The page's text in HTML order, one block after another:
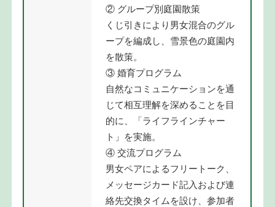
② グループ別庭園散策
くじ引きにより男女混合のグル
ープを編成し、雪景色の庭園内
を散策。
③ 婚育プログラム
自然なコミュニケーションを通
じて相互理解を深めることを目
的に、「ライフラインチャー
ト」を実施。
④ 交流プログラム
男女ペアによるフリートーク、
メッセージカード記入および連
絡先交換タイムを設け、参加者